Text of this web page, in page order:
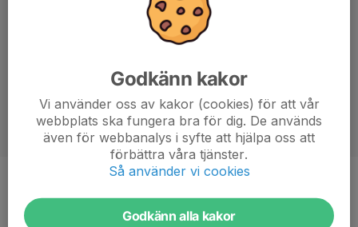
Ålder
53 år
Godkänn kakor
Vi använder oss av kakor (cookies) för att vår
webbplats ska fungera bra för dig. De används
även för webbanalys i syfte att hjälpa oss att
förbättra våra tjänster.
Så använder vi cookies
Godkänn alla kakor